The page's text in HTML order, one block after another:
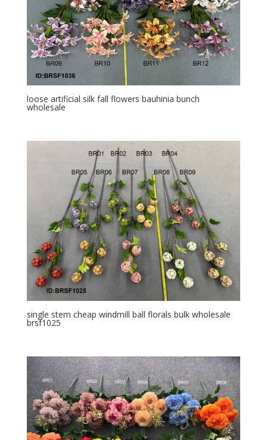
loose artificial silk fall flowers bauhinia bunch
wholesale
single stem cheap windmill ball florals bulk wholesale
brsf1025